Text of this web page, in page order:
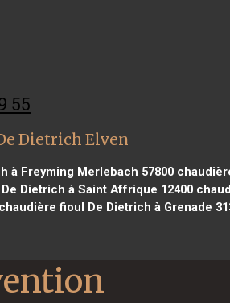
55
Dietrich Elven
à Freyming Merlebach 57800
Dietrich à Saint Affrique 12400
fioul De Dietrich à Grenade